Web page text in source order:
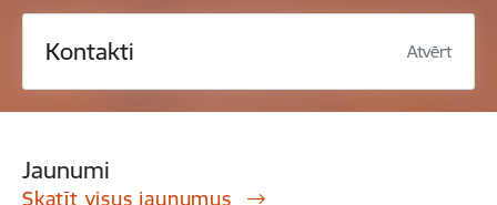
Kontakti Atvērt
Jaunumi
Skatīt visus jaunumus